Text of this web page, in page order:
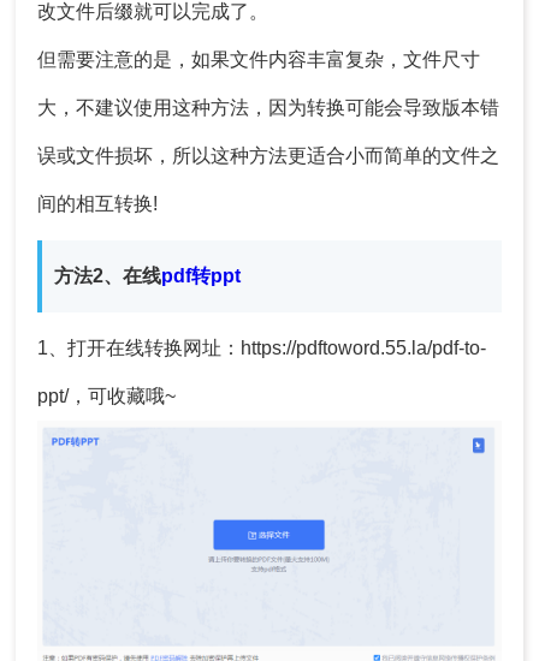
改文件后缀就可以完成了。
但需要注意的是，如果文件内容丰富复杂，文件尺寸
大，不建议使用这种方法，因为转换可能会导致版本错
误或文件损坏，所以这种方法更适合小而简单的文件之
间的相互转换!
方法2、在线pdf转ppt
1、打开在线转换网址：https://pdftoword.55.la/pdf-to-
ppt/，可收藏哦~